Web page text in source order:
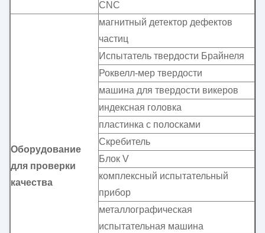
CNC
Оборудование
для проверки
качества
магнитный детектор дефектов
частиц
Испытатель твердости Брайнеля
Роквелл-мер твердости
машина для твердости викеров
индексная головка
пластинка с полосками
Скребитель
Блок V
комплексный испытательный
прибор
металлографическая
испытательная машина